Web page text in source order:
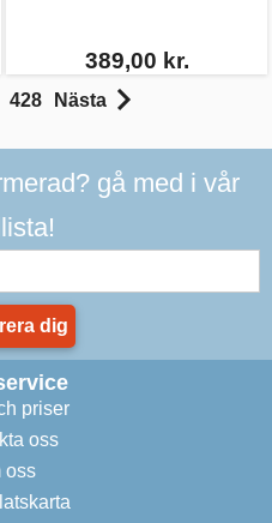
389,00 kr.
428 Nästa
gå med i vår
dig
priser
oss
oss